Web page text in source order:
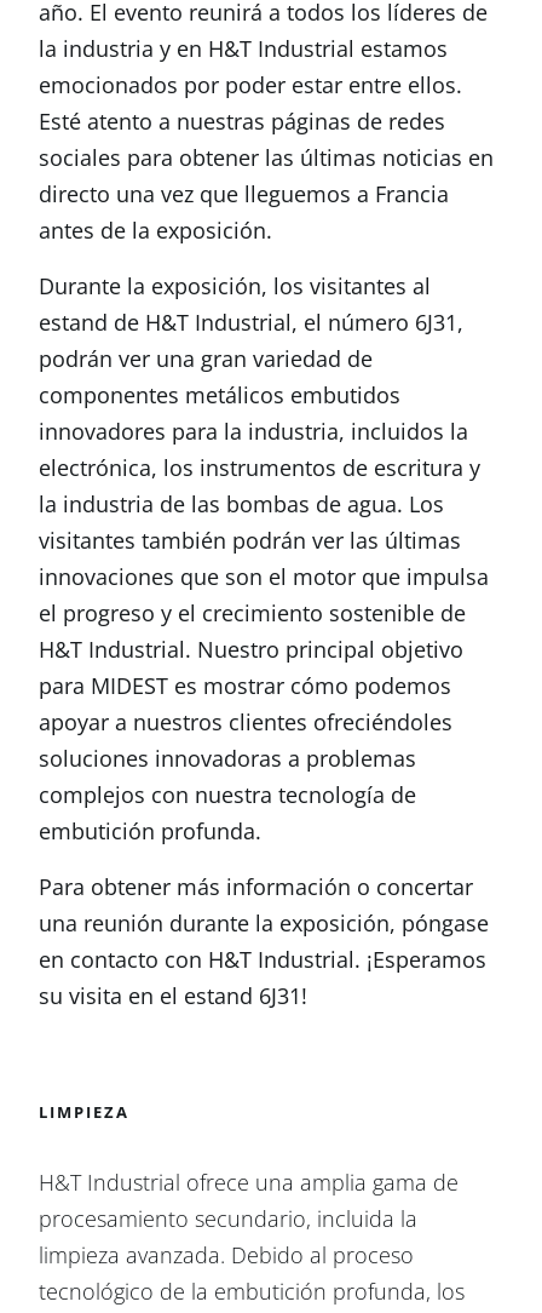
año. El evento reunirá a todos los líderes de
la industria y en H&T Industrial estamos
emocionados por poder estar entre ellos.
Esté atento a nuestras páginas de redes
sociales para obtener las últimas noticias en
directo una vez que lleguemos a Francia
antes de la exposición.
Durante la exposición, los visitantes al
estand de H&T Industrial, el número 6J31,
podrán ver una gran variedad de
componentes metálicos embutidos
innovadores para la industria, incluidos la
electrónica, los instrumentos de escritura y
la industria de las bombas de agua. Los
visitantes también podrán ver las últimas
innovaciones que son el motor que impulsa
el progreso y el crecimiento sostenible de
H&T Industrial. Nuestro principal objetivo
para MIDEST es mostrar cómo podemos
apoyar a nuestros clientes ofreciéndoles
soluciones innovadoras a problemas
complejos con nuestra tecnología de
embutición profunda.
Para obtener más información o concertar
una reunión durante la exposición, póngase
en contacto con H&T Industrial. ¡Esperamos
su visita en el estand 6J31!
LIMPIEZA
H&T Industrial ofrece una amplia gama de
procesamiento secundario, incluida la
limpieza avanzada. Debido al proceso
tecnológico de la embutición profunda, los